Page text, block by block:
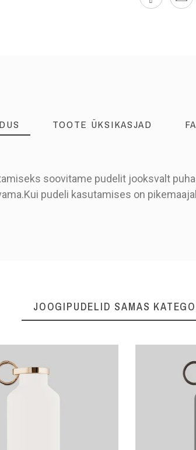
TOOTE ÜKSIKASJAD
soovitame pudelit jooksvalt
pudeli kasutamises on
JOOGIPUDELID SAMAS